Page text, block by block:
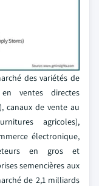
des variétés de
ventes directes
canaux de vente au
agricoles),
électronique,
en gros et
semencières aux
de 2,1 milliards